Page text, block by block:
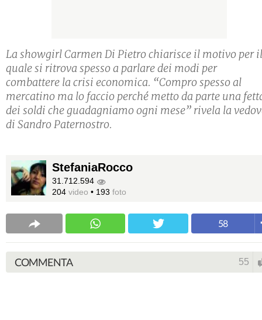
La showgirl Carmen Di Pietro chiarisce il motivo per il
quale si ritrova spesso a parlare dei modi per
combattere la crisi economica. “Compro spesso al
mercatino ma lo faccio perché metto da parte una
dei soldi che guadagniamo ogni mese” rivela la
di Sandro Paternostro.
StefaniaRocco
31.712.594
204 video • 193 foto
58
COMMENTA 55